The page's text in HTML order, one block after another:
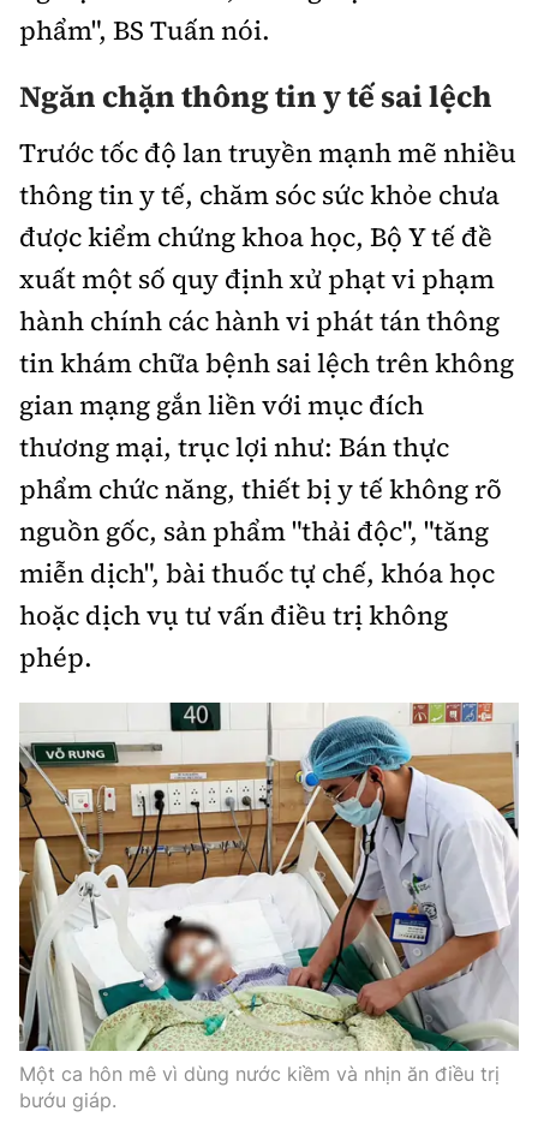
phẩm", BS Tuấn nói.
Ngăn chặn thông tin y tế sai lệch
Trước tốc độ lan truyền mạnh mẽ nhiều
thông tin y tế, chăm sóc sức khỏe chưa
được kiểm chứng khoa học, Bộ Y tế đề
xuất một số quy định xử phạt vi phạm
hành chính các hành vi phát tán thông
tin khám chữa bệnh sai lệch trên không
gian mạng gắn liền với mục đích
thương mại, trục lợi như: Bán thực
phẩm chức năng, thiết bị y tế không rõ
nguồn gốc, sản phẩm "thải độc", "tăng
miễn dịch", bài thuốc tự chế, khóa học
hoặc dịch vụ tư vấn điều trị không
phép.
Một ca hôn mê vì dùng nước kiềm và nhịn ăn điều trị
bướu giáp.